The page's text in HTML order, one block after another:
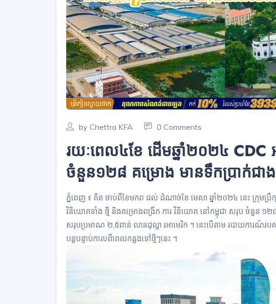
by Chettra KFA 0 Comments
រយៈពេល៤ខែ ដើមឆ្នាំ២០២៤
ចំនួន១២៨ គម្រោង មានទឹកប្រាក់ជា
ភ្នំពេញ ៖ គិត ចាប់ពីខែមករា ដល់ ដំណាច់ខែ មេសា ឆ្នាំ២០២៤ នេះ ក្រុមប្រឹ
វិនិយោគទាំង ថ្មី និងគម្រោងពង្រីក ការ វិនិយោគ នៅកម្ពុជា សរុប ចំនួន ១
សរុបប្រមាណ ២,៥ពាន់ លានដុល្លា រអាមេរិក ។ នេះបើតាម របាយការណ៍រប
បន្តបន្ទាប់កាលពីពេលកន្លងទៅថ្មីៗនេះ ។